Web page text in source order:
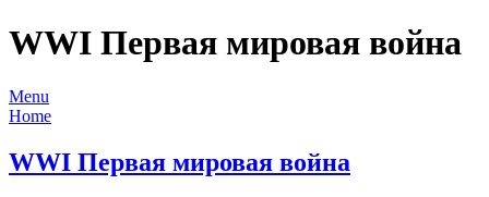
WWI Первая мировая война
Menu
Home
WWI Первая мировая война